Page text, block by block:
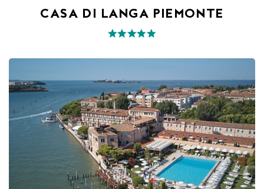
CASA DI LANGA PIEMONTE